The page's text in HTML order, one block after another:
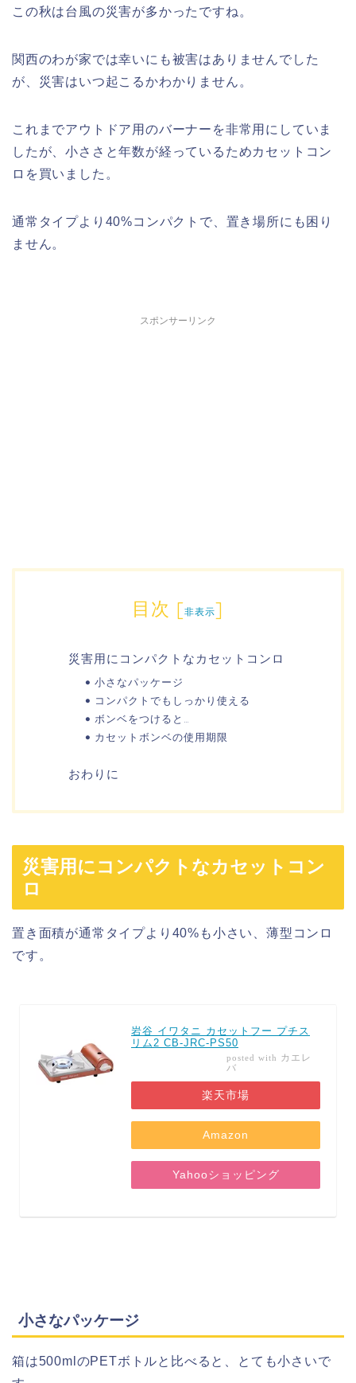
この秋は台風の災害が多かったですね。
関西のわが家では幸いにも被害はありませんでした
が、災害はいつ起こるかわかりません。
これまでアウトドア用のバーナーを非常用にしていま
したが、小ささと年数が経っているためカセットコン
ロを買いました。
通常タイプより40%コンパクトで、置き場所にも困り
ません。
スポンサーリンク
目次 [非表示]
災害用にコンパクトなカセットコンロ
小さなパッケージ
コンパクトでもしっかり使える
ボンベをつけると…
カセットボンベの使用期限
おわりに
災害用にコンパクトなカセットコン
ロ
置き面積が通常タイプより40%も小さい、薄型コンロ
です。
岩谷 イワタニ カセットフー プチス
リム2 CB-JRC-PS50
posted with カエレ
バ
楽天市場
Amazon
Yahooショッピング
小さなパッケージ
箱は500mlのPETボトルと比べると、とても小さいで